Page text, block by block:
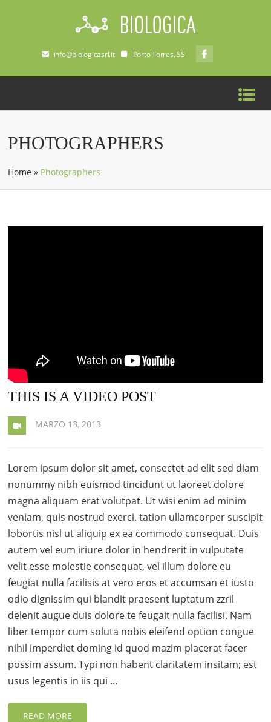
info@biologicasrl.it Porto Torres, SS
PHOTOGRAPHERS
Home » Photographers
THIS IS A VIDEO POST
MARZO 13, 2013
Lorem ipsum dolor sit amet, consectet ad elit sed diam
nonummy nibh euismod tincidunt ut laoreet dolore
magna aliquam erat volutpat. Ut wisi enim ad minim
veniam, quis nostrud exerci. tation ullamcorper suscipit
lobortis nisl ut aliquip ex ea commodo consequat. Duis
autem vel eum iriure dolor in hendrerit in vulputate
velit esse molestie consequat, vel illum dolore eu
feugiat nulla facilisis at vero eros et accumsan et iusto
odio dignissim qui blandit praesent luptatum zzril
delenit augue duis dolore te feugait nulla facilisi. Nam
liber tempor cum soluta nobis eleifend option congue
nihil imperdiet doming id quod mazim placerat facer
possim assum. Typi non habent claritatem insitam; est
usus legentis in iis qui …
READ MORE